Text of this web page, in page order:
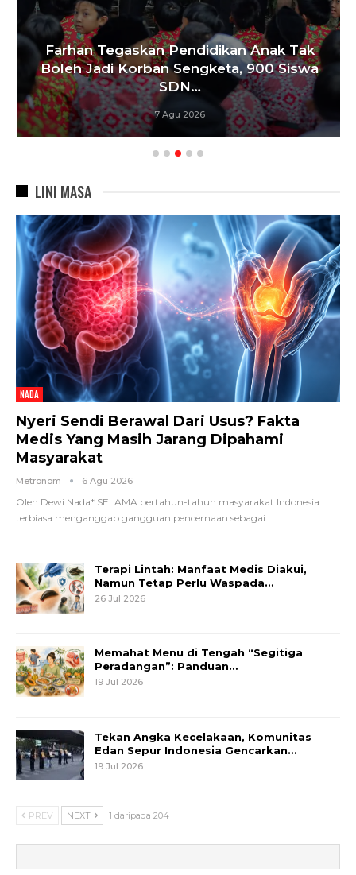
Farhan Tegaskan Pendidikan Anak Tak
Boleh Jadi Korban Sengketa, 900 Siswa
SDN…
7 Agu 2026
LINI MASA
NADA
Nyeri Sendi Berawal Dari Usus? Fakta
Medis Yang Masih Jarang Dipahami
Masyarakat
Metronom 6 Agu 2026
Oleh Dewi Nada* SELAMA bertahun-tahun masyarakat Indonesia
terbiasa menganggap gangguan pencernaan sebagai…
Terapi Lintah: Manfaat Medis Diakui,
Namun Tetap Perlu Waspada…
26 Jul 2026
Memahat Menu di Tengah “Segitiga
Peradangan”: Panduan…
19 Jul 2026
Tekan Angka Kecelakaan, Komunitas
Edan Sepur Indonesia Gencarkan…
19 Jul 2026
PREV NEXT 1 daripada 204